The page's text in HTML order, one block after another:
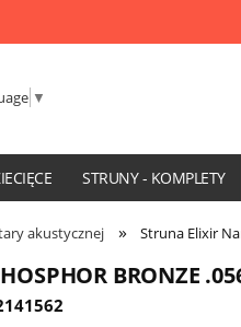
STRUNY - KOMPLETY
akustycznej » Struna Elixir
▼
BRONZE